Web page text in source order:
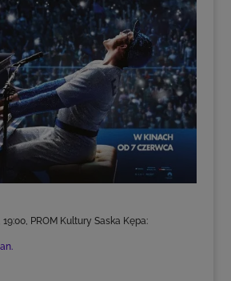
PROM Kultury Saska Kępa: